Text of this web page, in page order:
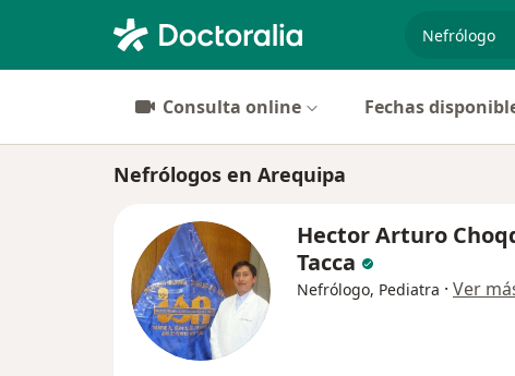
Consulta online Fechas
Nefrólogos en Arequipa
Hector Arturo
Tacca
Nefrólogo, Pediatra · Ver